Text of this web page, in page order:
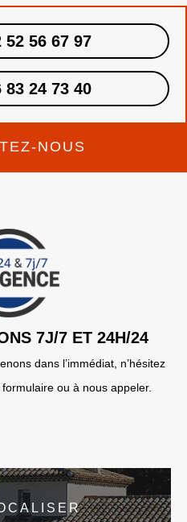
52 56 67 97
83 24 73 40
NOUS
7J/7 ET 24H/24
dans l’immédiat, n’hésitez
ou à nous appeler.